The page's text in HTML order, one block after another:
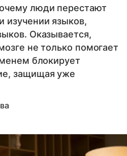
люди перестают
изучении языков,
Оказывается,
не только помогает
блокирует
защищая уже